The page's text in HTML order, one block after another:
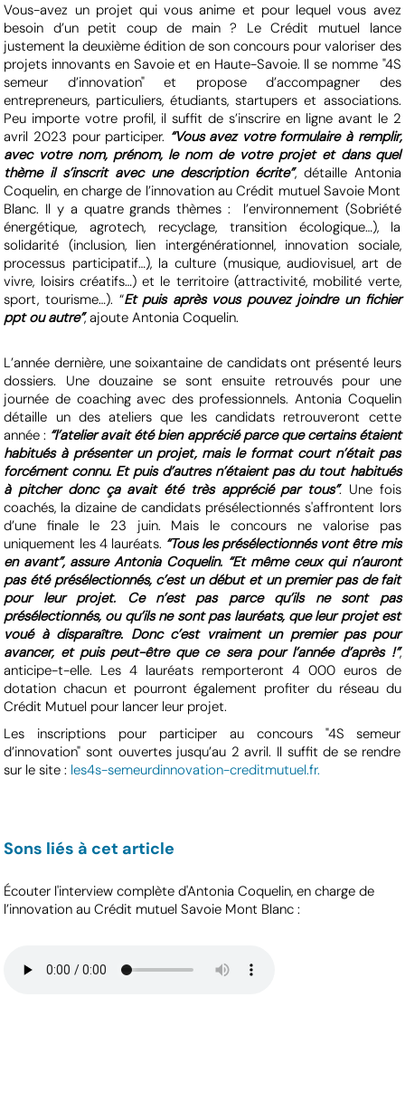
Vous-avez un projet qui vous anime et pour lequel vous avez
besoin d’un petit coup de main ? Le Crédit mutuel lance
justement la deuxième édition de son concours pour valoriser des
projets innovants en Savoie et en Haute-Savoie. Il se nomme "4S
semeur d’innovation" et propose d’accompagner des
entrepreneurs, particuliers, étudiants, startupers et associations.
Peu importe votre profil, il suffit de s’inscrire en ligne avant le 2
avril 2023 pour participer. “Vous avez votre formulaire à remplir,
avec votre nom, prénom, le nom de votre projet et dans quel
thème il s’inscrit avec une description écrite”, détaille Antonia
Coquelin, en charge de l’innovation au Crédit mutuel Savoie Mont
Blanc. Il y a quatre grands thèmes : l’environnement (Sobriété
énergétique, agrotech, recyclage, transition écologique…), la
solidarité (inclusion, lien intergénérationnel, innovation sociale,
processus participatif…), la culture (musique, audiovisuel, art de
vivre, loisirs créatifs…) et le territoire (attractivité, mobilité verte,
sport, tourisme…). “Et puis après vous pouvez joindre un fichier
ppt ou autre”, ajoute Antonia Coquelin.
L’année dernière, une soixantaine de candidats ont présenté leurs
dossiers. Une douzaine se sont ensuite retrouvés pour une
journée de coaching avec des professionnels. Antonia Coquelin
détaille un des ateliers que les candidats retrouveront cette
année : “l’atelier avait été bien apprécié parce que certains étaient
habitués à présenter un projet, mais le format court n’était pas
forcément connu. Et puis d’autres n’étaient pas du tout habitués
à pitcher donc ça avait été très apprécié par tous”. Une fois
coachés, la dizaine de candidats présélectionnés s'affrontent lors
d’une finale le 23 juin. Mais le concours ne valorise pas
uniquement les 4 lauréats. “Tous les présélectionnés vont être mis
en avant”, assure Antonia Coquelin. “Et même ceux qui n’auront
pas été présélectionnés, c’est un début et un premier pas de fait
pour leur projet. Ce n’est pas parce qu’ils ne sont pas
présélectionnés, ou qu’ils ne sont pas lauréats, que leur projet est
voué à disparaître. Donc c’est vraiment un premier pas pour
avancer, et puis peut-être que ce sera pour l’année d’après !”,
anticipe-t-elle. Les 4 lauréats remporteront 4 000 euros de
dotation chacun et pourront également profiter du réseau du
Crédit Mutuel pour lancer leur projet.
Les inscriptions pour participer au concours "4S semeur
d’innovation" sont ouvertes jusqu’au 2 avril. Il suffit de se rendre
sur le site : les4s-semeurdinnovation-creditmutuel.fr.
Sons liés à cet article
Écouter l'interview complète d'Antonia Coquelin, en charge de
l’innovation au Crédit mutuel Savoie Mont Blanc :